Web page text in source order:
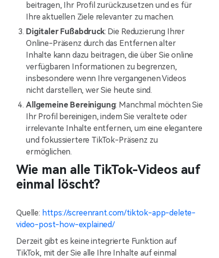
beitragen, Ihr Profil zurückzusetzen und es für
Ihre aktuellen Ziele relevanter zu machen.
Digitaler Fußabdruck: Die Reduzierung Ihrer
Online-Präsenz durch das Entfernen alter
Inhalte kann dazu beitragen, die über Sie online
verfügbaren Informationen zu begrenzen,
insbesondere wenn Ihre vergangenen Videos
nicht darstellen, wer Sie heute sind.
Allgemeine Bereinigung: Manchmal möchten Sie
Ihr Profil bereinigen, indem Sie veraltete oder
irrelevante Inhalte entfernen, um eine elegantere
und fokussiertere TikTok-Präsenz zu
ermöglichen.
Wie man alle TikTok-Videos auf
einmal löscht?
Quelle: https://screenrant.com/tiktok-app-delete-
video-post-how-explained/
Derzeit gibt es keine integrierte Funktion auf
TikTok, mit der Sie alle Ihre Inhalte auf einmal